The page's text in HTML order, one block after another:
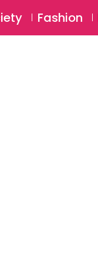
Login
Fashion